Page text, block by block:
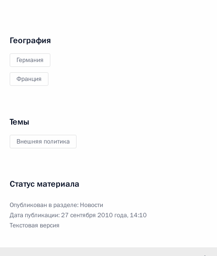
География
Германия
Франция
Темы
Внешняя политика
Статус материала
Опубликован в разделе: Новости
Дата публикации:27 сентября 2010 года, 14:10
Текстовая версия